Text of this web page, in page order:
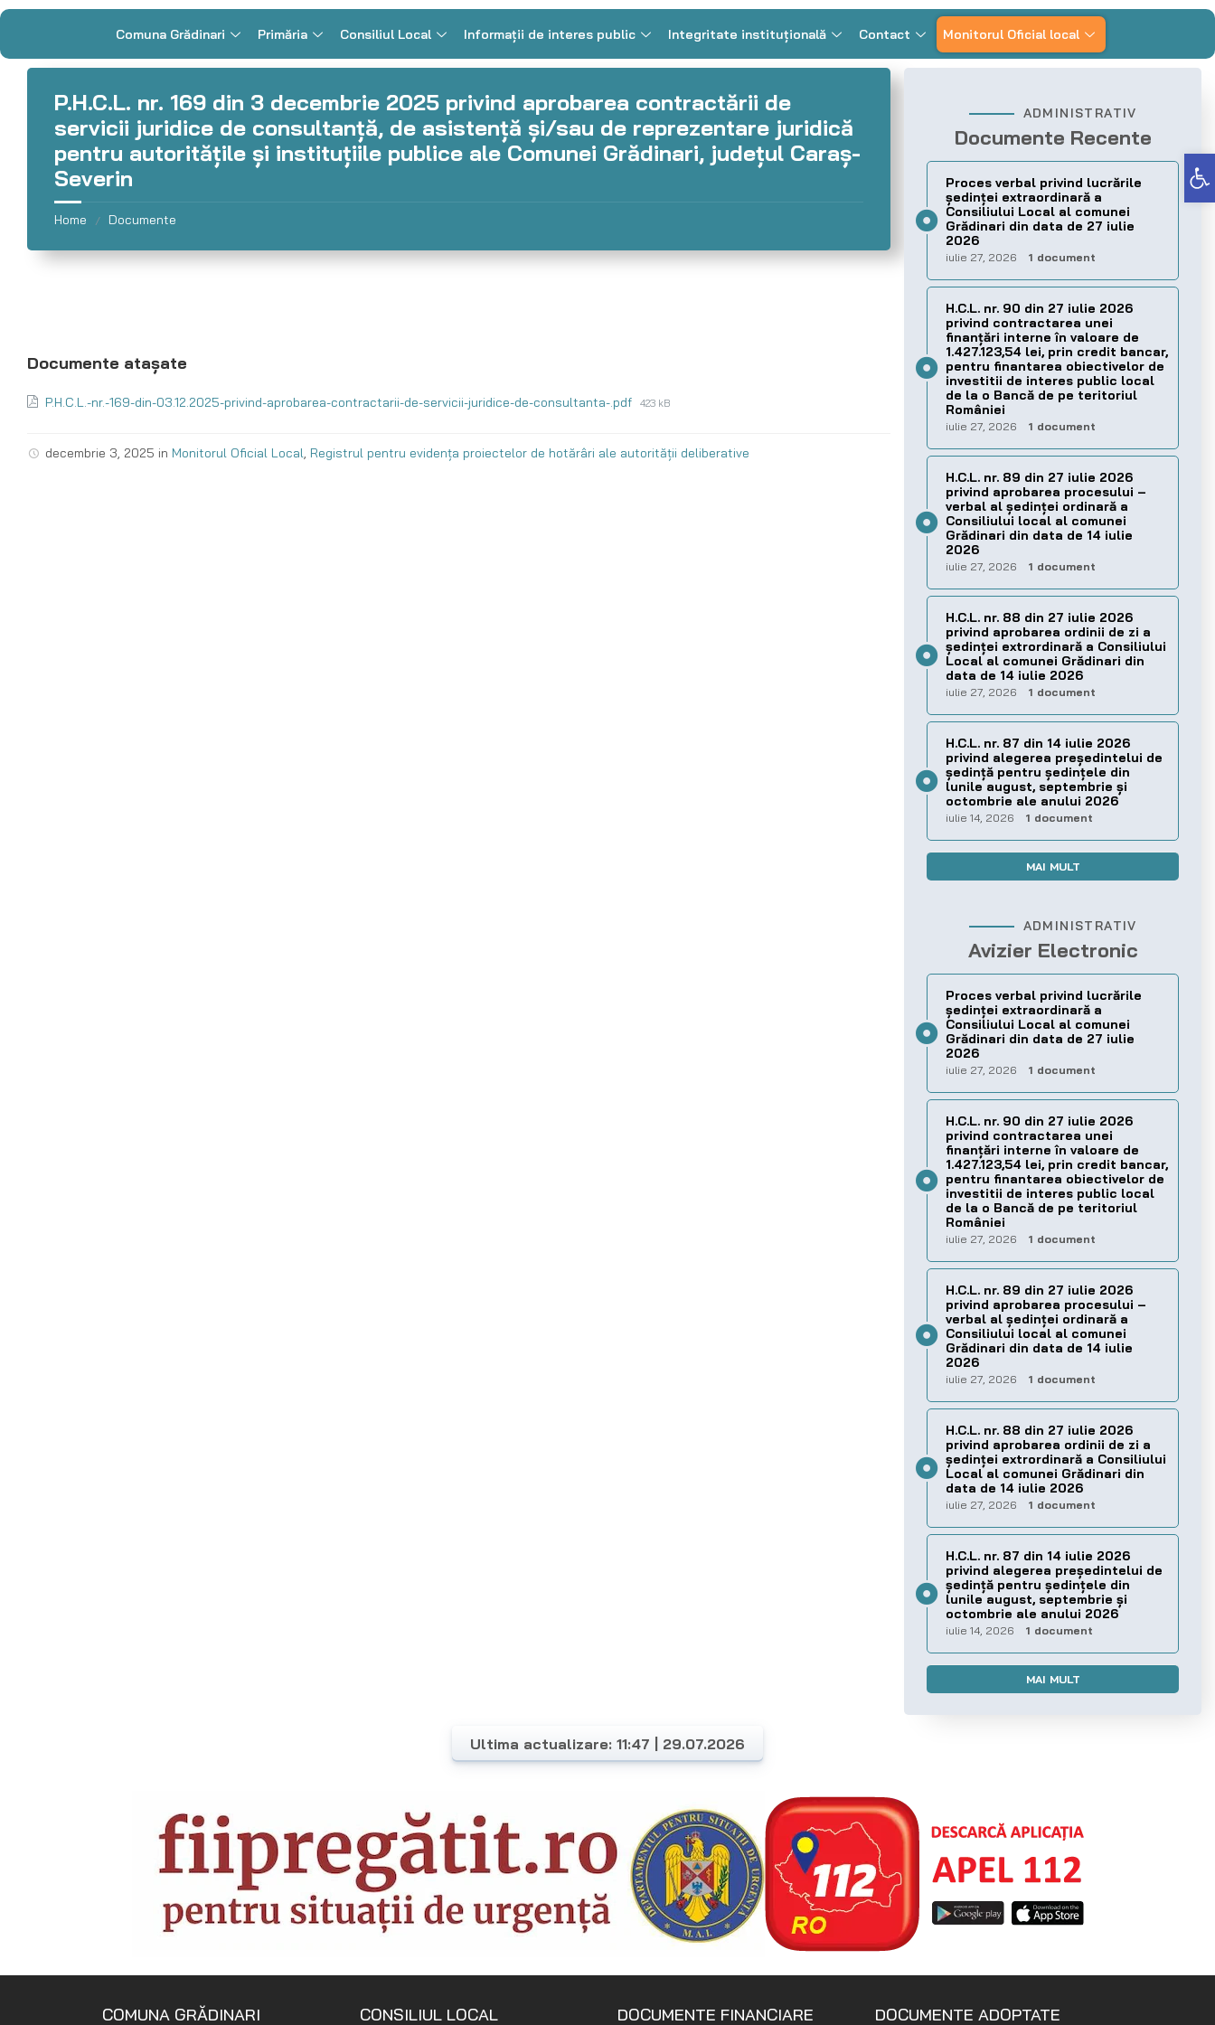
Deschide bara de unelte
Comuna Grădinari Primăria Consiliul Local Informații de interes public Integritate instituțională Contact Monitorul Oficial local
P.H.C.L. nr. 169 din 3 decembrie 2025 privind aprobarea contractării de
servicii juridice de consultanţă, de asistenţă şi/sau de reprezentare juridică
pentru autorităţile și instituţiile publice ale Comunei Grădinari, județul Caraș-
Severin
Home / Documente
P.H.C.L.-nr.-169-din-03.12.2025-privind-aprobarea-contractarii-de-servicii-juridice-de-consultanta-.pdf 423 kB
decembrie 3, 2025 in Monitorul Oficial Local Registrul pentru evidența proiectelor de hotărâri ale autorității deliberative
ADMINISTRATIV
Documente Recente
Proces verbal privind lucrările
ședinței extraordinară a
Consiliului Local al comunei
Grădinari din data de 27 iulie
2026
iulie 27, 2026 1 document
H.C.L. nr. 90 din 27 iulie 2026
privind contractarea unei
finanțări interne în valoare de
1.427.123,54 lei, prin credit bancar,
pentru finantarea obiectivelor de
investitii de interes public local
de la o Bancă de pe teritoriul
României
iulie 27, 2026 1 document
H.C.L. nr. 89 din 27 iulie 2026
privind aprobarea procesului –
verbal al şedinţei ordinară a
Consiliului local al comunei
Grădinari din data de 14 iulie
2026
iulie 27, 2026 1 document
H.C.L. nr. 88 din 27 iulie 2026
privind aprobarea ordinii de zi a
şedinţei extrordinară a Consiliului
Local al comunei Grădinari din
data de 14 iulie 2026
iulie 27, 2026 1 document
H.C.L. nr. 87 din 14 iulie 2026
privind alegerea preşedintelui de
şedinţă pentru ședințele din
lunile august, septembrie și
octombrie ale anului 2026
iulie 14, 2026 1 document
MAI MULT
ADMINISTRATIV
Avizier Electronic
Proces verbal privind lucrările
ședinței extraordinară a
Consiliului Local al comunei
Grădinari din data de 27 iulie
2026
iulie 27, 2026 1 document
H.C.L. nr. 90 din 27 iulie 2026
privind contractarea unei
finanțări interne în valoare de
1.427.123,54 lei, prin credit bancar,
pentru finantarea obiectivelor de
investitii de interes public local
de la o Bancă de pe teritoriul
României
iulie 27, 2026 1 document
H.C.L. nr. 89 din 27 iulie 2026
privind aprobarea procesului –
verbal al şedinţei ordinară a
Consiliului local al comunei
Grădinari din data de 14 iulie
2026
iulie 27, 2026 1 document
H.C.L. nr. 88 din 27 iulie 2026
privind aprobarea ordinii de zi a
şedinţei extrordinară a Consiliului
Local al comunei Grădinari din
data de 14 iulie 2026
iulie 27, 2026 1 document
H.C.L. nr. 87 din 14 iulie 2026
privind alegerea preşedintelui de
şedinţă pentru ședințele din
lunile august, septembrie și
octombrie ale anului 2026
iulie 14, 2026 1 document
MAI MULT
Ultima actualizare: 11:47 | 29.07.2026
COMUNA GRĂDINARI CONSILIUL LOCAL DOCUMENTE FINANCIARE DOCUMENTE ADOPTATE